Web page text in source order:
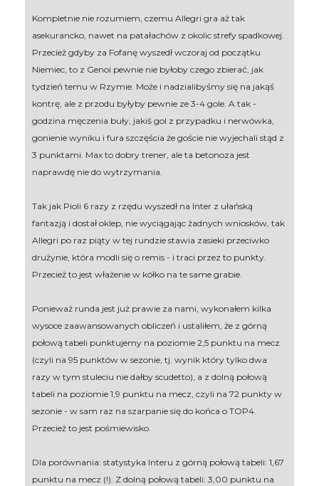
Kompletnie nie rozumiem, czemu Allegri gra aż tak
asekurancko, nawet na patałachów z okolic strefy spadkowej.
Przecież gdyby za Fofanę wyszedł wczoraj od początku
Niemiec, to z Genoi pewnie nie byłoby czego zbierać, jak
tydzień temu w Rzymie. Może i nadzialibyśmy się na jakąś
kontrę, ale z przodu byłyby pewnie ze 3-4 gole. A tak -
godzina męczenia buły, jakiś gol z przypadku i nerwówka,
gonienie wyniku i fura szczęścia że goście nie wyjechali stąd z
3 punktami. Max to dobry trener, ale ta betonoza jest
naprawdę nie do wytrzymania.
Tak jak Pioli 6 razy z rzędu wyszedł na Inter z ułańską
fantazją i dostał oklep, nie wyciągając żadnych wniosków, tak
Allegri po raz piąty w tej rundzie stawia zasieki przeciwko
drużynie, która modli się o remis - i traci przez to punkty.
Przecież to jest włażenie w kółko na te same grabie.
Ponieważ runda jest już prawie za nami, wykonałem kilka
wysoce zaawansowanych obliczeń i ustaliłem, że z górną
połową tabeli punktujemy na poziomie 2,5 punktu na mecz
(czyli na 95 punktów w sezonie, tj. wynik który tylko dwa
razy w tym stuleciu nie dałby scudetto), a z dolną połową
tabeli na poziomie 1,9 punktu na mecz, czyli na 72 punkty w
sezonie - w sam raz na szarpanie się do końca o TOP4.
Przecież to jest pośmiewisko.
Dla porównania: statystyka Interu z górną połową tabeli: 1,67
punktu na mecz (!). Z dolną połową tabeli: 3,00 punktu na